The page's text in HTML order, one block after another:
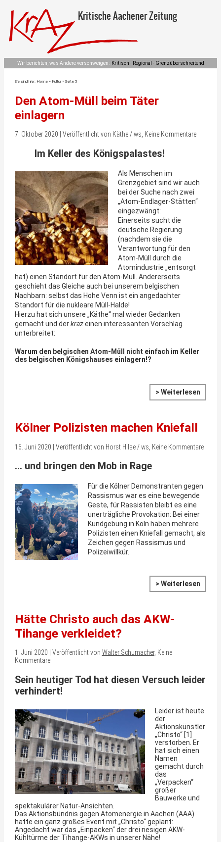
Kritische Aachener Zeitung
Wir berichten, was Andere verschweigen: Kritisch · Regional · Grenzüberschreitend
Sie sind hier: Home» Kultur» Seite 5
Den Atom-Müll beim Täter
einlagern
7. Oktober 2020 | Veröffentlicht von Käthe / ws, Keine Kommentare
Im Keller des Königspalastes!
Als Menschen im
Grenzgebiet sind wir auch
bei der Suche nach zwei
„Atom-Endlager-Stätten“
eingezwängt:
Einerseits sucht die
deutsche Regierung
(nachdem sie die
Verantwortung für den
Atom-Müll durch die
Atomindustrie „entsorgt
hat) einen Standort für den Atom-Müll. Andererseits
geschieht das Gleiche auch bei unserem belgischen
Nachbarn: selbst das Hohe Venn ist ein angedachter
Standort für die nukleare Müll-Halde!
Hierzu hat sich unsere „Käthe“ mal wieder Gedanken
gemacht und derkrazeinen interessanten Vorschlag
unterbreitet:
Warum den belgischen Atom-Müll nicht einfach im Keller
des belgischen Königshauses einlagern!?
> Weiterlesen
Kölner Polizisten machen Kniefall
16. Juni 2020 | Veröffentlicht von Horst Hilse / ws, Keine Kommentare
… und bringen den Mob in Rage
Für die Kölner Demonstranten gegen
Rassismus war es eine bewegende
Geste, für Rassisten bleibt es eine
unerträgliche Provokation: Bei einer
Kundgebung in Köln haben mehrere
Polizisten einen Kniefall gemacht, als
Zeichen gegen Rassismus und
Polizeiwillkür.
> Weiterlesen
Hätte Christo auch das AKW-
Tihange verkleidet?
1. Juni 2020 | Veröffentlicht von Walter Schumacher, Keine
Kommentare
Sein heutiger Tod hat diesen Versuch leider
verhindert!
Leider ist heute
der
Aktionskünstler
„Christo“ [1]
verstorben. Er
hat sich einen
Namen
gemacht durch
das
„Verpacken“
großer
Bauwerke und
spektakulärer Natur-Ansichten.
Das Aktionsbündnis gegen Atomenergie in Aachen (AAA)
hatte ein ganz großes Event mit „Christo“ geplant:
Angedacht war das „Einpacken“ der drei riesigen AKW-
Kühltürme der Tihange-AKWs in unserer Nähe!